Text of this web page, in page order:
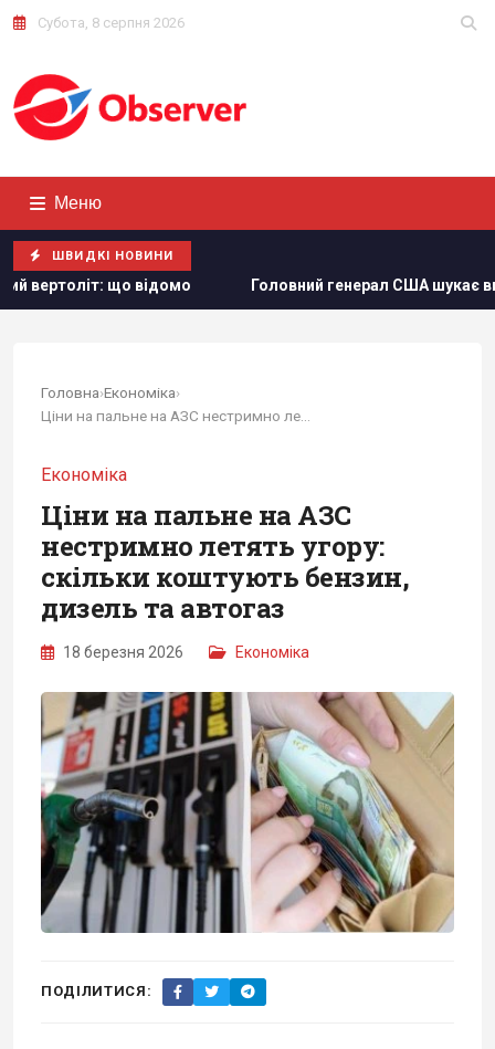
Субота, 8 серпня 2026
Меню
ШВИДКІ НОВИНИ
відомо Головний генерал США шукає вихід з війни в
Головна›Економіка›
Економіка
Ціни на пальне на АЗС
нестримно летять угору:
скільки коштують бензин,
дизель та автогаз
18 березня 2026 Економіка
ПОДІЛИТИСЯ: